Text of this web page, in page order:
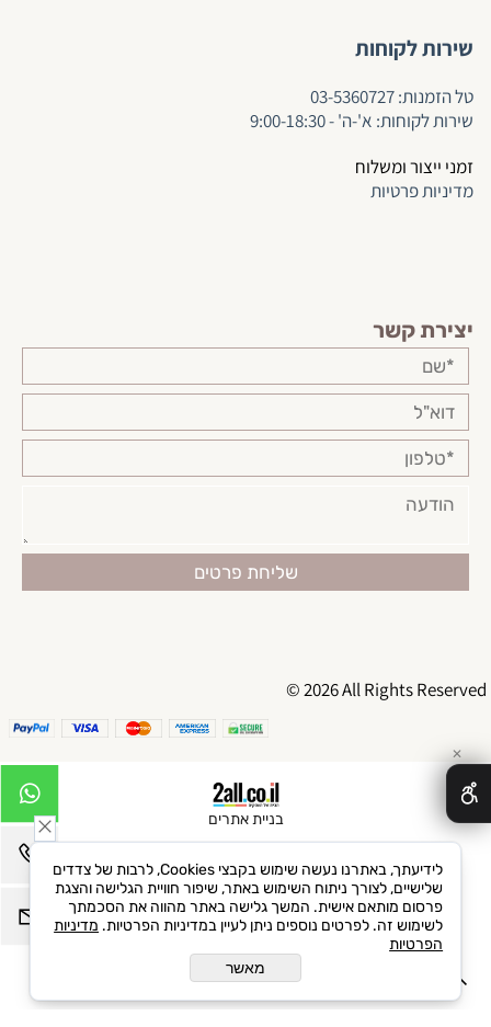
שירות לקוחות
טל הזמנות:03-5360727
שירות לקוחות: א'-ה' - 9:00-18:30
זמני ייצור ומשלוח
מדיניות פרטיות
יצירת קשר
© 2026 All Rights Reserved
בניית אתרים
✕
לידיעתך, באתרנו נעשה שימוש בקבצי Cookies, לרבות של צדדים
שלישיים, לצורך ניתוח השימוש באתר, שיפור חוויית הגלישה והצגת
פרסום מותאם אישית. המשך גלישה באתר מהווה את הסכמתך
לשימוש זה. לפרטים נוספים ניתן לעיין במדיניות הפרטיות. מדיניות
הפרטיות
מאשר